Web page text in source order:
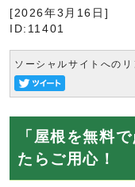
[2026年3月16日]
ID:11401
ソーシャルサイトへの
「屋根を無料
たらご用心！